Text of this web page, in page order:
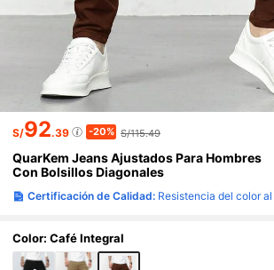
S/92.39 -20% S/115.49
QuarKem Jeans Ajustados Para Hombres
Con Bolsillos Diagonales
Certificación de Calidad: Resistencia del color al
Color: Café Integral